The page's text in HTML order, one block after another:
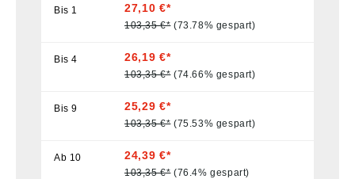
Bis 1 27,10 €*
103,35 €* (73.78% gespart)
Bis4 26,19 €*
103,35 €* (74.66% gespart)
Bis9 25,29 €*
103,35 €* (75.53% gespart)
Ab 10 24,39 €*
103,35 €* (76.4% gespart)